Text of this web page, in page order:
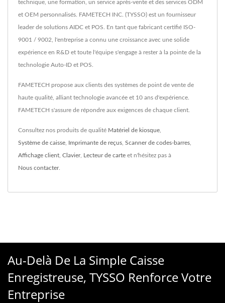
technique, une formation, un service après-vente et des services ODM
et OEM personnalisés. FAMETECH INC. (TYSSO) est un fournisseur
leader de solutions AIDC et POS. En tant que fabricant certifié ISO-
9001 / 9002, l'entreprise a connu une croissance avec une solide
expérience en R&D et toute l'équipe s'engage à rester à la pointe de la
technologie Auto-ID et POS.
FAMETECH propose aux clients des systèmes de point de vente de
haute qualité, alliant technologie avancée et 10 ans d'expérience.
FAMETECH s'assure de répondre aux exigences de chaque client.
Consultez nos produits de qualité Matériel de kiosque
Système de caisse Imprimante de reçus Scanner de codes-barres
Affichage client Clavier, Lecteur de carte et n'hésitez pas à
Nous contacter.
Au-Delà De La Simple Caisse
Enregistreuse, TYSSO Renforce Votre
Entreprise